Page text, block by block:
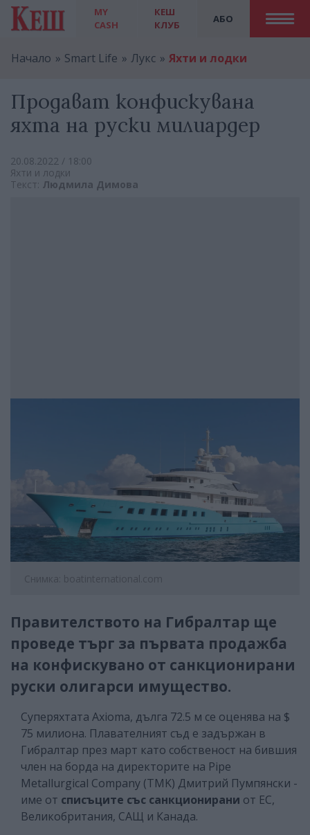
MY
CASH
АБО
КЕШ
КЛУБ
Начало Smart Life Лукс Яхти и лодки
Продават конфискувана
яхта на руски милиардер
20.08.2022 / 18:00
Яхти и лодки
Текст: Людмила Димова
Снимка: boatinternational.com
Правителството на Гибралтар ще
проведе търг за първата продажба
на конфискувано от санкционирани
руски олигарси имущество.
Суперяхтата Axioma, дълга 72.5 м се оценява на $
75 милиона. Плавателният съд е задържан в
Гибралтар през март като собственост на бившия
член на борда на директорите на Pipe
Metallurgical Company (TMK) Дмитрий Пумпянски -
име от списъците със санкционирани от ЕС,
Великобритания, САЩ и Канада.